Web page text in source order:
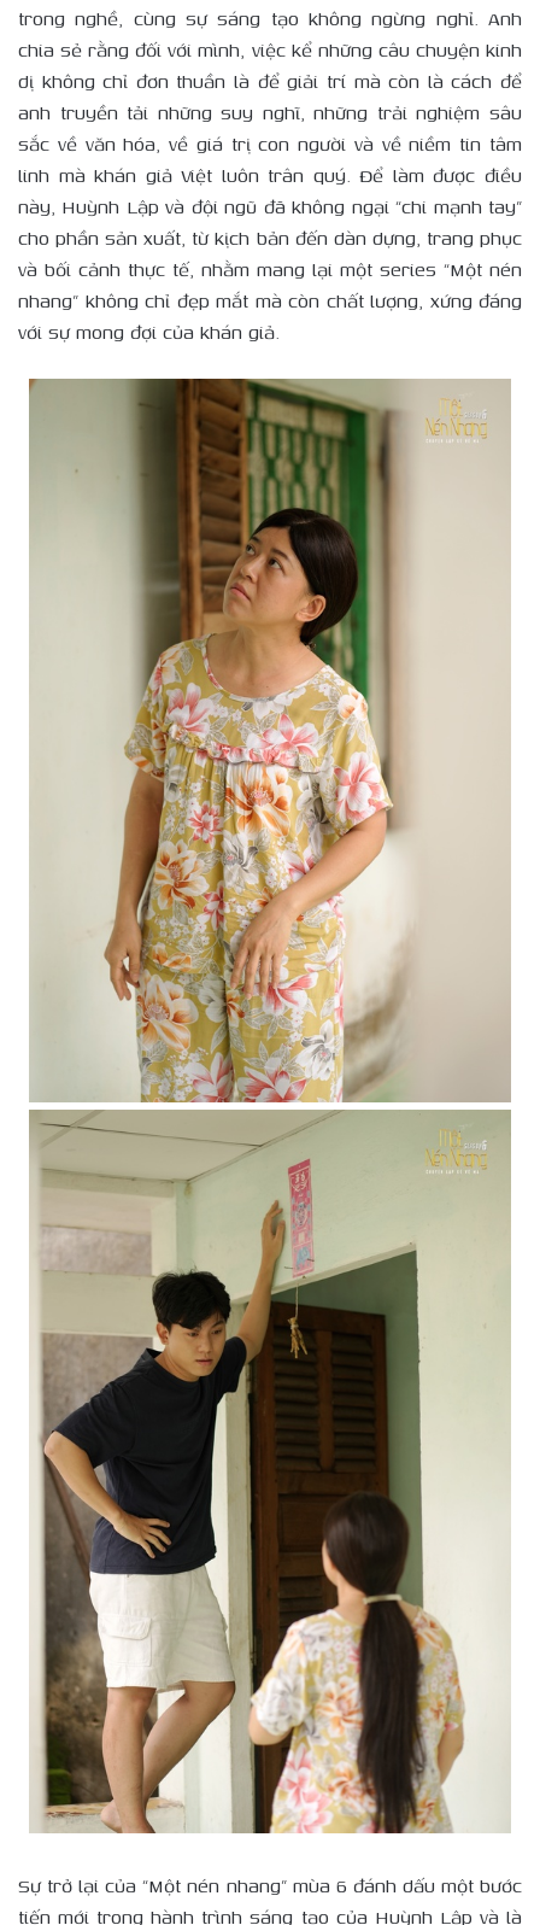
trong nghề, cùng sự sáng tạo không ngừng nghỉ. Anh
chia sẻ rằng đối với mình, việc kể những câu chuyện kinh
dị không chỉ đơn thuần là để giải trí mà còn là cách để
anh truyền tải những suy nghĩ, những trải nghiệm sâu
sắc về văn hóa, về giá trị con người và về niềm tin tâm
linh mà khán giả Việt luôn trân quý. Để làm được điều
này, Huỳnh Lập và đội ngũ đã không ngại “chi mạnh tay”
cho phần sản xuất, từ kịch bản đến dàn dựng, trang phục
và bối cảnh thực tế, nhằm mang lại một series “Một nén
nhang” không chỉ đẹp mắt mà còn chất lượng, xứng đáng
với sự mong đợi của khán giả.
Sự trở lại của “Một nén nhang” mùa 6 đánh dấu một bước
tiến mới trong hành trình sáng tạo của Huỳnh Lập và là